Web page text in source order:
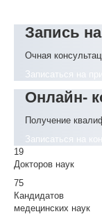
Запись
Очная
Записаться на
Онлайн-
Получение
Записаться на
19
Докторов наук
75
Кандидатов
медецинских наук